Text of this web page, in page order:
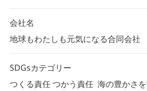
会社名
地球もわたしも元気になる合同会社
SDGsカテゴリー
つくる責任 つかう責任 海の豊かさ